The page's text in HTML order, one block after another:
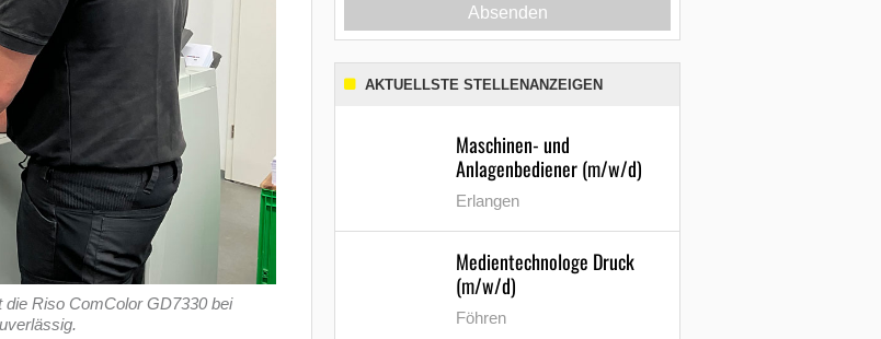
Riso ComColor GD7330 bei
Absenden
AKTUELLSTE STELLENANZEIGEN
Maschinen- und
Anlagenbediener (m/w/d)
Erlangen
Medientechnologe Druck
(m/w/d)
Föhren